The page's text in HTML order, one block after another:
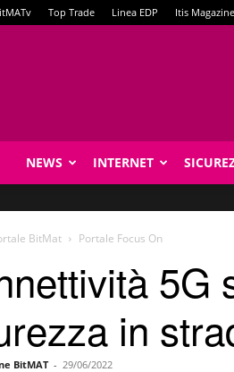
Top Trade Linea EDP Itis Magazine
NEWS INTERNET
BitMat Portale Focus On
5G
in
BitMAT - 29/06/2022